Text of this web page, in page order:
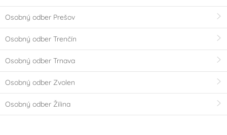
Osobný odber Prešov
Osobný odber Trenčín
Osobný odber Trnava
Osobný odber Zvolen
Osobný odber Žilina